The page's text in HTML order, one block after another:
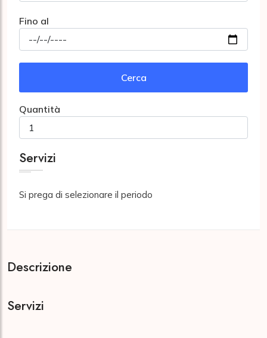
Fino al
Cerca
Quantità
Servizi
Si prega di selezionare il periodo
Descrizione
Servizi